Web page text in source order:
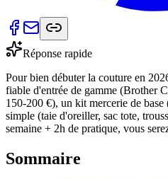
Réponse rapide
Pour bien débuter la couture en
fiable d'entrée de gamme (Brother
150-200 €), un kit mercerie de
simple (taie d'oreiller, sac tote,
semaine + 2h de pratique, vous
Sommaire